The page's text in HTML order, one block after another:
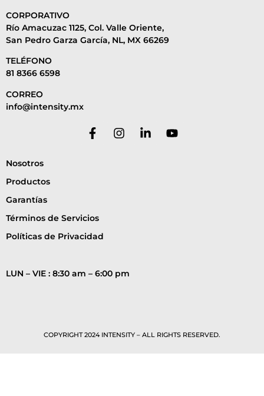
CORPORATIVO
Río Amacuzac 1125, Col. Valle Oriente,
San Pedro Garza García, NL, MX 66269
TELÉFONO
81 8366 6598
CORREO
info@intensity.mx
Nosotros
Productos
Garantías
Términos de Servicios
Políticas de Privacidad
LUN – VIE : 8:30 am – 6:00 pm
COPYRIGHT 2024 INTENSITY – ALL RIGHTS RESERVED.